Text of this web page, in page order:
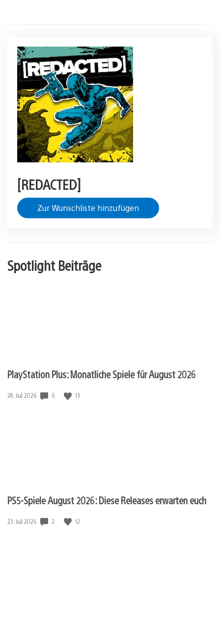
[REDACTED]
Zur Wunschliste hinzufügen
Spotlight Beiträge
PlayStation Plus: Monatliche Spiele für August 2026
Veröffentlichungsdatum:
28. Jul 2026 6 13
PS5-Spiele August 2026: Diese Releases erwarten euch
Veröffentlichungsdatum:
23. Jul 2026 2 12